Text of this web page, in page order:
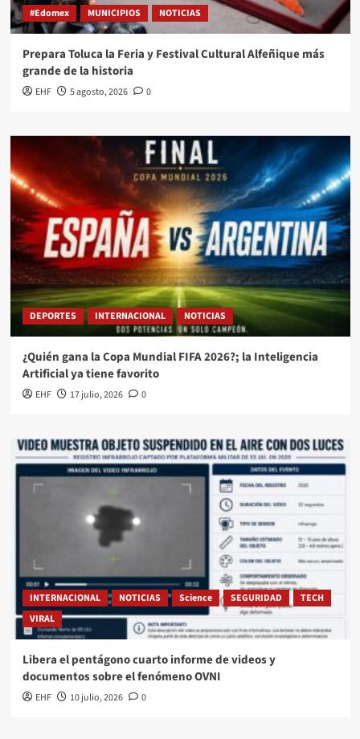
#Edomex MUNICIPIOS NOTICIAS
Prepara Toluca la Feria y Festival Cultural Alfeñique más
grande de la historia
EHF 5 agosto, 2026 0
DEPORTES INTERNACIONAL NOTICIAS
¿Quién gana la Copa Mundial FIFA 2026?; la Inteligencia
Artificial ya tiene favorito
EHF 17 julio, 2026 0
INTERNACIONAL NOTICIAS Science SEGURIDAD
TECH
VIRAL
Libera el pentágono cuarto informe de videos y
documentos sobre el fenómeno OVNI
EHF 10 julio, 2026 0